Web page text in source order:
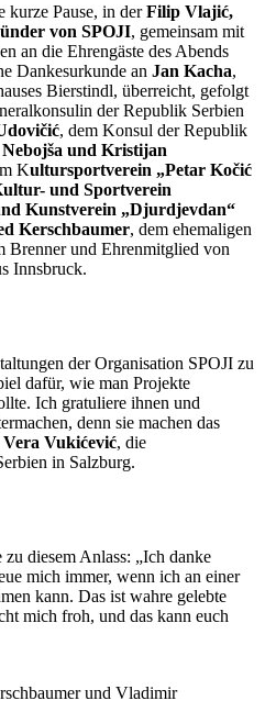
kurze Pause, in derFilip Vlajić,
von SPOJI, gemeinsam mit
an die Ehrengäste des Abends
Dankesurkunde an Jan Kacha,
Bierstindl, überreicht, gefolgt
der Republik Serbien
, dem Konsul der Republik
Nebojša und Kristijan
Kultursportverein „Petar Kočić
und Sportverein
Kunstverein „Djurdjevdan“
Kerschbaumer, dem ehemaligen
Brenner und Ehrenmitglied von
Innsbruck.
der Organisation SPOJI zu
dafür, wie man Projekte
Ich gratuliere ihnen und
denn sie machen das
Vera Vukićević, die
in Salzburg.
zu diesem Anlass: „Ich danke
mich immer, wenn ich an einer
kann. Das ist wahre gelebte
mich froh, und das kann euch
und Vladimir